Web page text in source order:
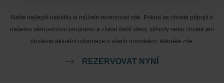
Naše nejlepší nabídky si můžete rezervovat zde. Pokud se chcete připojit k
našemu věrnostnímu programu a získat další slevy, výhody nebo chcete jen
dostávat aktuální informace o všech novinkách, klikněte zde.
REZERVOVAT NYNÍ